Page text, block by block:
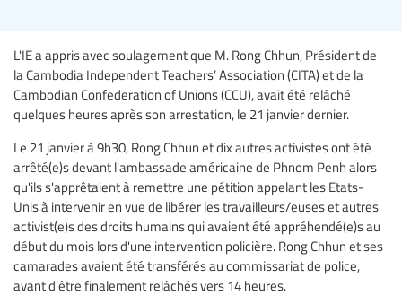
L'IE a appris avec soulagement que M. Rong Chhun, Président de
la Cambodia Independent Teachers’ Association (CITA) et de la
Cambodian Confederation of Unions (CCU), avait été relâché
quelques heures après son arrestation, le 21 janvier dernier.
Le 21 janvier à 9h30, Rong Chhun et dix autres activistes ont été
arrêté(e)s devant l'ambassade américaine de Phnom Penh alors
qu'ils s'apprêtaient à remettre une pétition appelant les Etats-
Unis à intervenir en vue de libérer les travailleurs/euses et autres
activist(e)s des droits humains qui avaient été appréhendé(e)s au
début du mois lors d'une intervention policière. Rong Chhun et ses
camarades avaient été transférés au commissariat de police,
avant d'être finalement relâchés vers 14 heures.